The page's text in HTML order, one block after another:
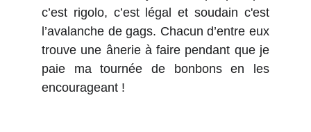
c’est rigolo, c’est légal et soudain c'est
l’avalanche de gags. Chacun d’entre eux
trouve une ânerie à faire pendant que je
paie ma tournée de bonbons en les
encourageant !